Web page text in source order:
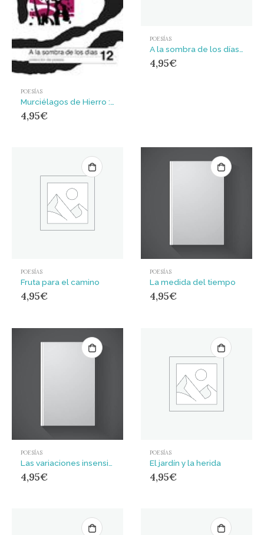
POESÍAS
4,95€
POESÍAS
4,95€
POESÍAS
Fruta para el camino
4,95€
POESÍAS
La medida del tiempo
4,95€
POESÍAS
4,95€
POESÍAS
El jardín y la herida
4,95€